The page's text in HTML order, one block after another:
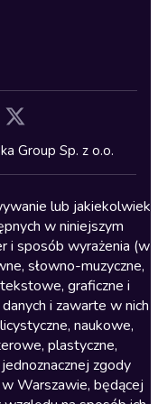
Group Sp. z o.o.
lub jakiekolwiek
w niniejszym
i sposób wyrażenia (w
słowno-muzyczne,
graficzne i
i zawarte w nich
naukowe,
plastyczne,
zgody
Warszawie, będącej